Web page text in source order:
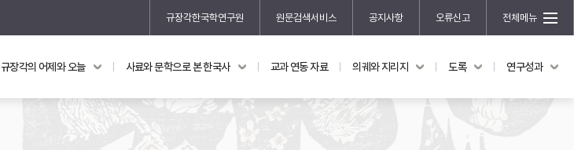
규장각한국학연구원 원문검색서비스 공지사항 오류신고 전체메뉴
의궤와 지리지 도록 연구성과
규장각의 어제와 오늘 사료와 문학으로 본 한국사 교과 연동 자료 의궤와 지리지 도록 연구성과